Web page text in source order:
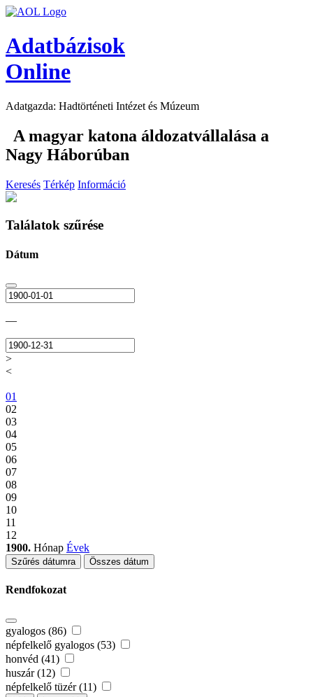
Adatbázisok
Online
Adatgazda: Hadtörténeti Intézet és Múzeum
A magyar katona áldozatvállalása a
Nagy Háborúban
Keresés Térkép Információ
Találatok szűrése
Dátum
—
>
<
01
02
03
04
05
06
07
08
09
10
11
12
1900. Hónap Évek
Szűrés dátumra Összes dátum
Rendfokozat
gyalogos (86)
népfelkelő gyalogos (53)
honvéd (41)
huszár (12)
népfelkelő tüzér (11)